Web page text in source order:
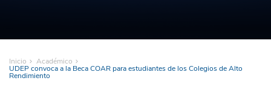
Inicio Académico
UDEP convoca a la Beca COAR para estudiantes de los Colegios de Alto
Rendimiento